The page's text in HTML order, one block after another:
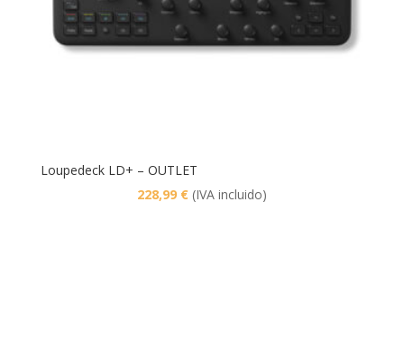
Loupedeck LD+ – OUTLET
228,99 € (IVA incluido)